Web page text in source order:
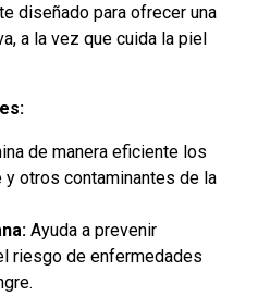
diseñado para ofrecer una
a la vez que cuida la piel
de manera eficiente los
otros contaminantes de la
Ayuda a prevenir
riesgo de enfermedades